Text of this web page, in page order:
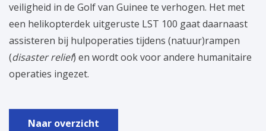
veiligheid in de Golf van Guinee te verhogen. Het met
een helikopterdek uitgeruste LST 100 gaat daarnaast
assisteren bij hulpoperaties tijdens (natuur)rampen
(disaster relief) en wordt ook voor andere humanitaire
operaties ingezet.
Naar overzicht